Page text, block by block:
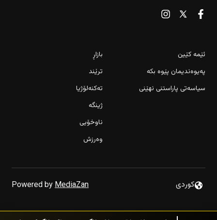
ئێمە کێین
پەیوەندیمان پێوە بکە
سیاسەتی پاراستنی نهێنی
بازاڕ
ترێند
تەکنەلۆژیا
ژینگە
ناوخۆیی
وەرزش
كوردى Powered byMediaZan
دەکات
کەڵەکچى